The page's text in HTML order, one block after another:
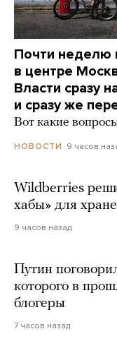
Почти неделю
в центре
Власти сразу
и сразу же
Вот какие
НОВОСТИ 9 часов
Wildberries
хабы» для
9 часов назад
Путин
которого в
блогеры
7 часов назад